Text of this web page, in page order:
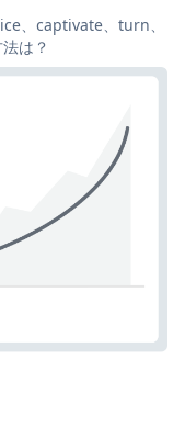
、captivate、turn、
は？